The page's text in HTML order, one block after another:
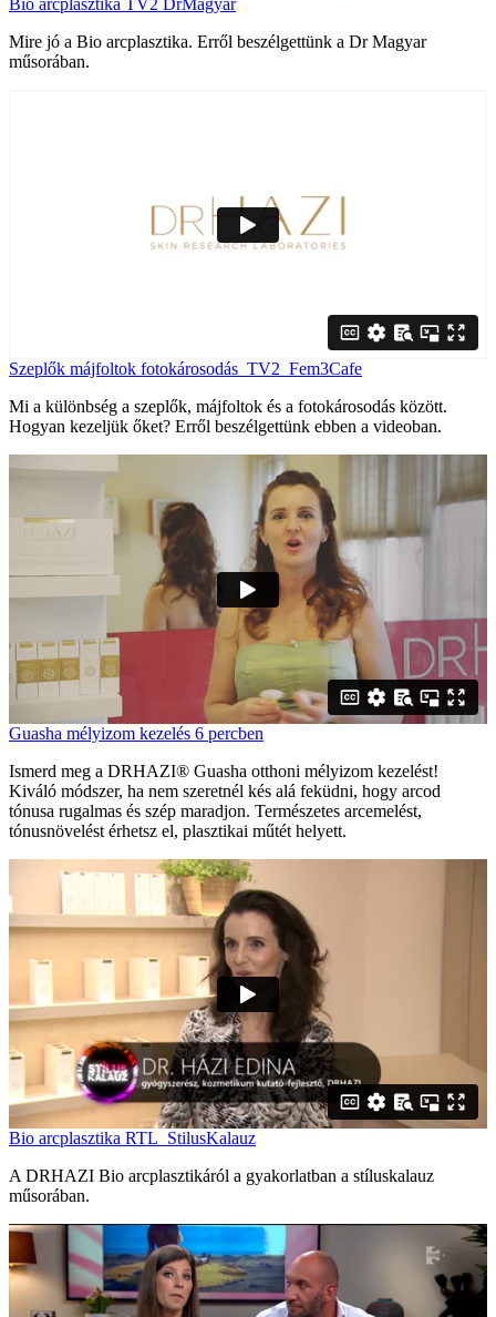
Mire jó a Bio arcplasztika. Erről beszélgettünk a Dr Magyar
műsorában.
Szeplők májfoltok fotokárosodás_TV2_Fem3Cafe
Mi a különbség a szeplők, májfoltok és a fotokárosodás között.
Hogyan kezeljük őket? Erről beszélgettünk ebben a videoban.
Guasha mélyizom kezelés 6 percben
Ismerd meg a DRHAZI® Guasha otthoni mélyizom kezelést!
Kiváló módszer, ha nem szeretnél kés alá feküdni, hogy arcod
tónusa rugalmas és szép maradjon. Természetes arcemelést,
tónusnövelést érhetsz el, plasztikai műtét helyett.
Bio arcplasztika RTL_StilusKalauz
A DRHAZI Bio arcplasztikáról a gyakorlatban a stíluskalauz
műsorában.